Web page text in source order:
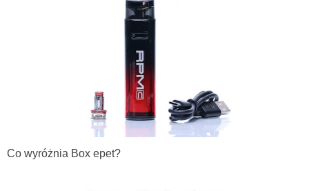
Co wyróżnia Box epet?